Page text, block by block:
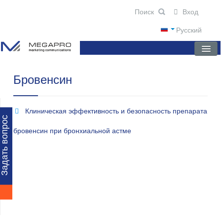
вопрос
Русский
Вход
ГЛАВНАЯ
О КОМПАНИИ
ПРЕПАРАТЫ
Бровенсин
Клиническая эффективность и безопасность препарата
бровенсин при бронхиальной астме